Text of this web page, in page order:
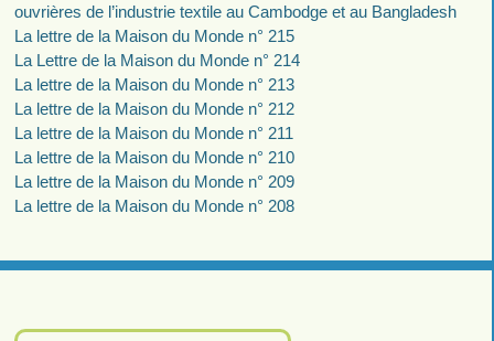
ouvrières de l’industrie textile au Cambodge et au Bangladesh
La lettre de la Maison du Monde n° 215
La Lettre de la Maison du Monde n° 214
La lettre de la Maison du Monde n° 213
La lettre de la Maison du Monde n° 212
La lettre de la Maison du Monde n° 211
La lettre de la Maison du Monde n° 210
La lettre de la Maison du Monde n° 209
La lettre de la Maison du Monde n° 208